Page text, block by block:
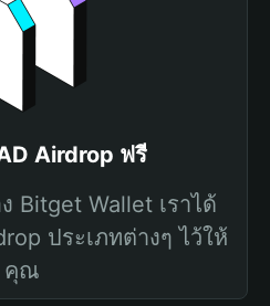
Airdrop ฟรี
Bitget Wallet เราได้
ประเภทต่างๆ ไว้ให้
คุณ